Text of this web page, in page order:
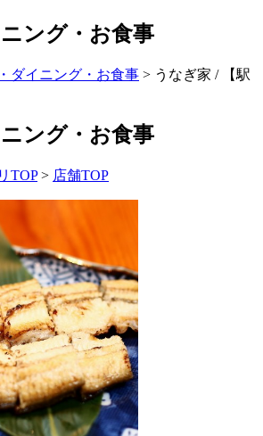
ング・お食事
ダイニング・お食事 > うなぎ家 / 【駅
ング・お食事
TOP> 店舗TOP